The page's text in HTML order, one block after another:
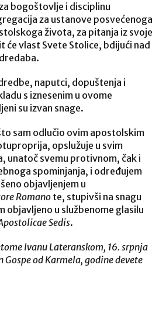
bogoštovlje i disciplinu
za ustanove posvećenoga
života, za pitanja iz svoje
vlast Svete Stolice, bdijući nad
naputci, dopuštenja i
s iznesenim u ovome
su izvan snage.
sam odlučio ovim apostolskim
opslužuje u svim
unatoč svemu protivnom, čak i
spominjanja, i određujem
objavljenjem u
Romano te, stupivši na snagu
objavljeno u službenome glasilu
Sedis.
Ivanu Lateranskom, 16. srpnja
Gospe od Karmela, godine devete